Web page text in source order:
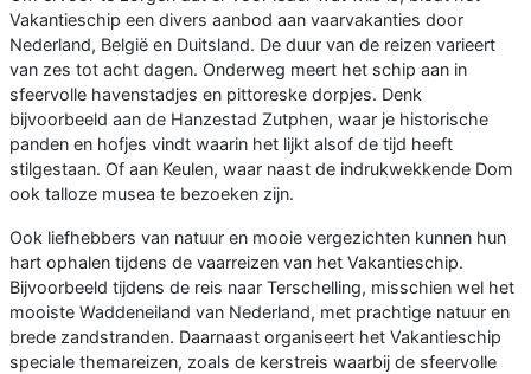
Vakantieschip een divers aanbod aan vaarvakanties door
Nederland, België en Duitsland. De duur van de reizen varieert
van zes tot acht dagen. Onderweg meert het schip aan in
sfeervolle havenstadjes en pittoreske dorpjes. Denk
bijvoorbeeld aan de Hanzestad Zutphen, waar je historische
panden en hofjes vindt waarin het lijkt alsof de tijd heeft
stilgestaan. Of aan Keulen, waar naast de indrukwekkende Dom
ook talloze musea te bezoeken zijn.
Ook liefhebbers van natuur en mooie vergezichten kunnen hun
hart ophalen tijdens de vaarreizen van het Vakantieschip.
Bijvoorbeeld tijdens de reis naar Terschelling, misschien wel het
mooiste Waddeneiland van Nederland, met prachtige natuur en
brede zandstranden. Daarnaast organiseert het Vakantieschip
speciale themareizen, zoals de kerstreis waarbij de sfeervolle